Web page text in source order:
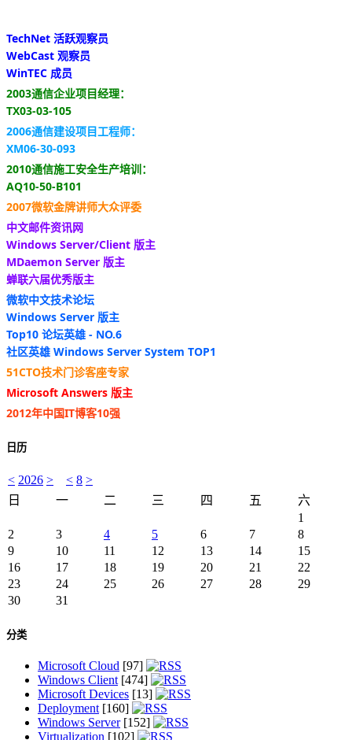
TechNet 活跃观察员
WebCast 观察员
WinTEC 成员
2003通信企业项目经理：
TX03-03-105
2006通信建设项目工程师：
XM06-30-093
2010通信施工安全生产培训：
AQ10-50-B101
2007微软金牌讲师大众评委
中文邮件资讯网
Windows Server/Client 版主
MDaemon Server 版主
蝉联六届优秀版主
微软中文技术论坛
Windows Server 版主
Top10 论坛英雄 - NO.6
社区英雄 Windows Server System TOP1
51CTO技术门诊客座专家
Microsoft Answers 版主
2012年中国IT博客10强
日历
< 2026 > < 8 >
日
一 二 三 四 五
六
1
2
3 4 5 6 7
8
9
10 11 12 13 14
15
16
17 18 19 20 21
22
23
24 25 26 27 28
29
30
31
分类
Microsoft Cloud [97]
Windows Client[474]
Microsoft Devices [13]
Deployment[160]
Windows Server[152]
Virtualization [102]